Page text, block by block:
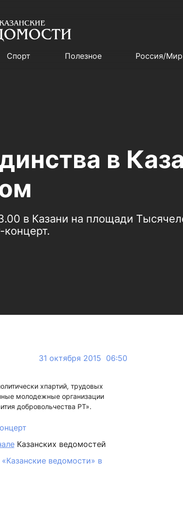
Спорт Полезное Россия/Мир
в
в Казани на площади
концерт.
31 октября 2015 06:50
хпартий, трудовых
молодежные организации
добровольчества РТ».
Казанских ведомостей
ведомости» в